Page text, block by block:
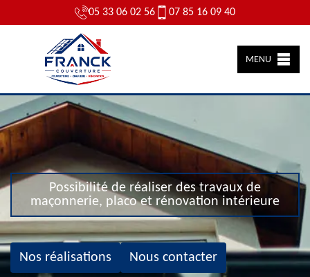
05 33 06 02 56 07 85 16 09 40
MENU
Possibilité de réaliser des travaux de
maçonnerie, placo et rénovation intérieure
Nos réalisations Nous contacter